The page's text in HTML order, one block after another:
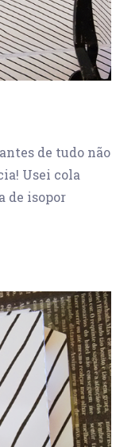
de tudo não
Usei cola
de isopor